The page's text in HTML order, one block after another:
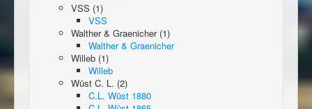
VSS (1)
VSS
Walther & Graenicher (1)
Walther & Graenicher
Willeb (1)
Willeb
Wüst C. L. (2)
C.L. Wüst 1880